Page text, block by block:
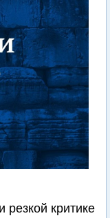
резкой критике